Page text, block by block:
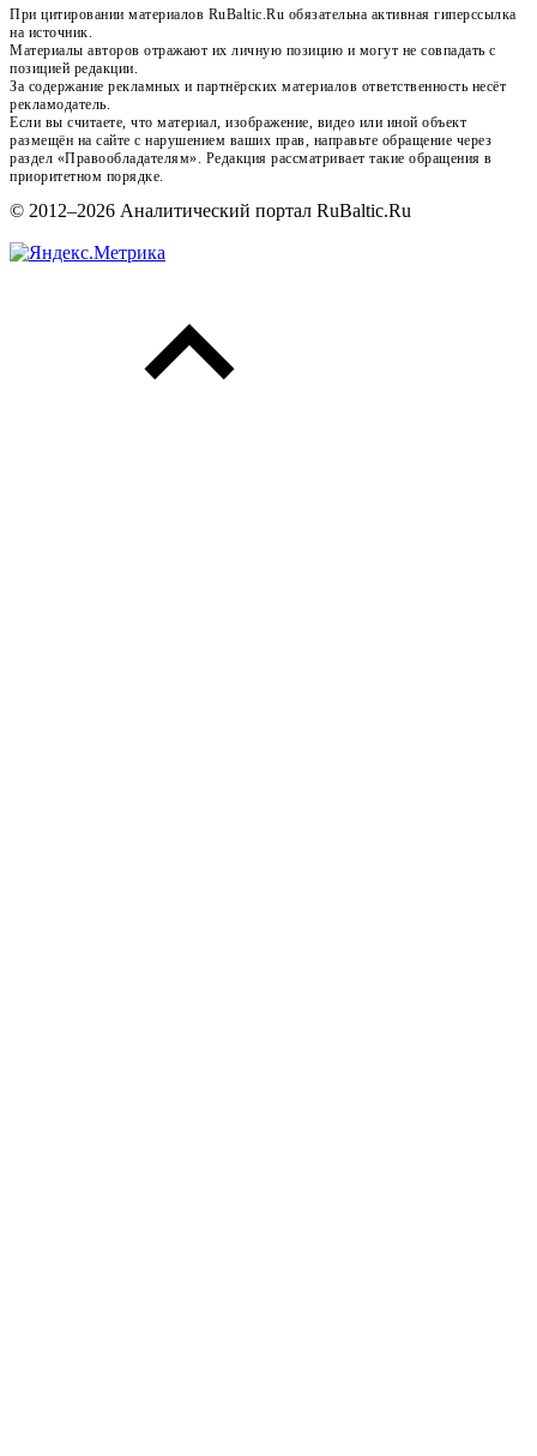
При цитировании материалов RuBaltic.Ru обязательна активная гиперссылка
на источник.
Материалы авторов отражают их личную позицию и могут не совпадать с
позицией редакции.
За содержание рекламных и партнёрских материалов ответственность несёт
рекламодатель.
Если вы считаете, что материал, изображение, видео или иной объект
размещён на сайте с нарушением ваших прав, направьте обращение через
раздел «Правообладателям». Редакция рассматривает такие обращения в
приоритетном порядке.
© 2012–2026 Аналитический портал RuBaltic.Ru